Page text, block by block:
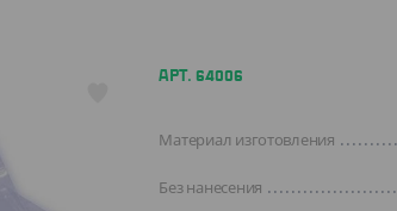
АРТ. 64006
Материал изготовления
Без нанесения